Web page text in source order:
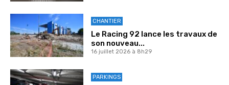
CHANTIER
Le Racing 92 lance les travaux de
son nouveau...
16 juillet 2026 à 8h29
PARKINGS